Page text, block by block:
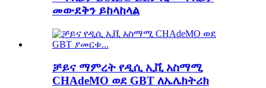
መውደቅን ይከላከላል
ቻይና ማምረት የዲሲ ኢቪ አስማሚ
CHAdeMO ወደ GBT ለኤሌክትሪክ